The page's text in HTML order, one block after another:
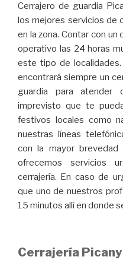
Cerrajero de guardia
los mejores servicios de
en la zona. Contar con
operativo las 24 horas
este tipo de
encontrará siempre un
guardia para atender
imprevisto que te
festivos locales como
nuestras líneas
con la mayor brevedad
ofrecemos servicios
cerrajería. En caso de
que uno de nuestros
15 minutos allí en donde
Cerrajería